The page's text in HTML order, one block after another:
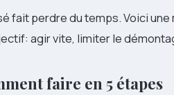
fait perdre du temps. Voici
agir vite, limiter le
faire en 5 étapes